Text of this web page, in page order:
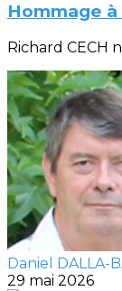
Hommage à
Richard CECH
Daniel DALLA-
29 mai 2026